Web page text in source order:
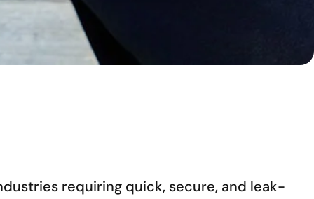
requiring quick, secure, and leak-